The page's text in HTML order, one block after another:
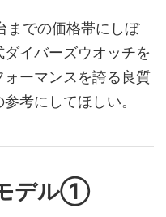
までの価格帯にしぼ
イバーズウオッチを
ーマンスを誇る良質
考にしてほしい。
デル①